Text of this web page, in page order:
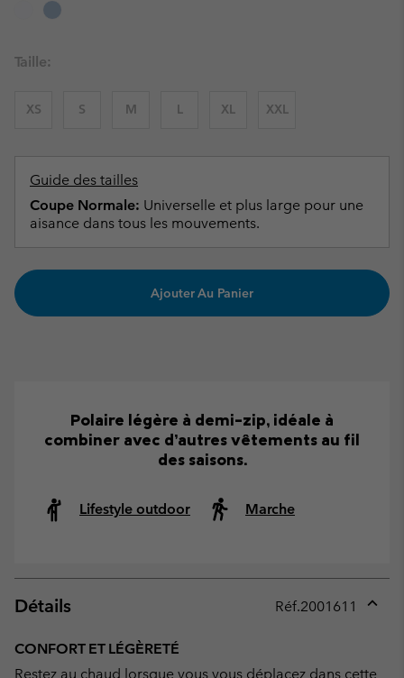
Taille:
XS S M L XL XXL
Guide des tailles
Coupe Normale: Universelle et plus large pour une
aisance dans tous les mouvements.
Ajouter Au Panier
Polaire légère à demi-zip, idéale à
combiner avec d’autres vêtements au fil
des saisons.
Lifestyle outdoor Marche
Détails Réf.2001611
CONFORT ET LÉGÈRETÉ
Restez au chaud lorsque vous vous déplacez dans cette